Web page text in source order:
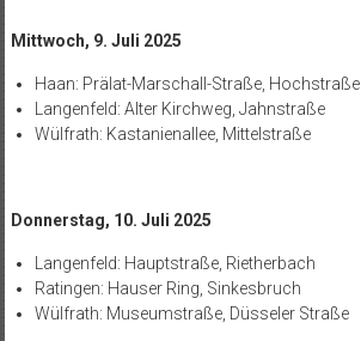
Mittwoch, 9. Juli 2025
Haan: Prälat-Marschall-Straße, Hochstraße
Langenfeld: Alter Kirchweg, Jahnstraße
Wülfrath: Kastanienallee, Mittelstraße
Donnerstag, 10. Juli 2025
Langenfeld: Hauptstraße, Rietherbach
Ratingen: Hauser Ring, Sinkesbruch
Wülfrath: Museumstraße, Düsseler Straße